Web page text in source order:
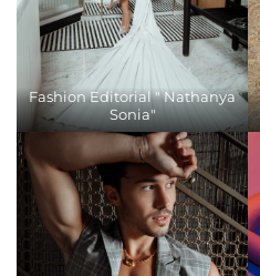
Fashion Editorial " Nathanya
Sonia"